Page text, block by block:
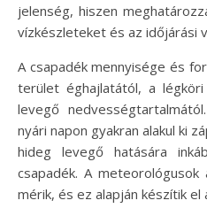
jelenség, hiszen
vízkészleteket és az időjárási
A csapadék mennyisége és
terület éghajlatától, a
levegő
nyári napon gyakran alakul ki
hideg levegő hatására
csapadék. A
mérik, és ez alapján készítik